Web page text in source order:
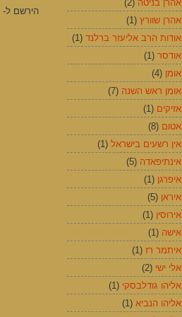
הירשם ל-
אהרן בניטה (2)
אהרן שוורץ (1)
אודות הרב אליעזר ברלנד (1)
אודסר (1)
אומן (4)
אומן ראש השנה (7)
אזיקים (1)
אטום (8)
אין רשעים בישראל (1)
אינתיפאדה (5)
איפרגן (1)
איראן (5)
אירוסין (1)
אישה (1)
איתמר רז (1)
אלי ישי (2)
אליהו גודלבסקי (1)
אליהו הנביא (1)